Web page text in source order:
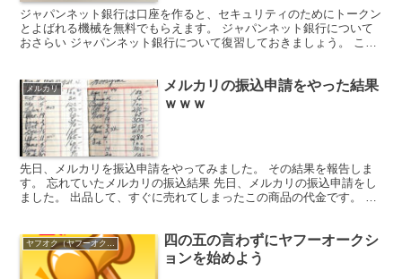
ジャパンネット銀行は口座を作ると、セキュリティのためにトークン
とよばれる機械を無料でもらえます。 ジャパンネット銀行について
おさらい ジャパンネット銀行について復習しておきましょう。 この
メルカリ
メルカリの振込申請をやった結果
ｗｗｗ
先日、メルカリを振込申請をやってみました。 その結果を報告しま
す。 忘れていたメルカリの振込結果 先日、メルカリの振込申請をし
ました。 出品して、すぐに売れてしまったこの商品の代金です。 メ
四の五の言わずにヤフーオークシ
ョンを始めよう